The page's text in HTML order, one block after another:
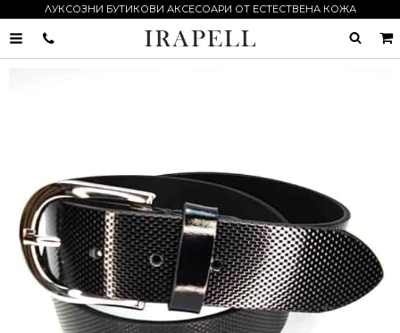
ЛУКСОЗНИ БУТИКОВИ АКСЕСОАРИ ОТ ЕСТЕСТВЕНА КОЖА